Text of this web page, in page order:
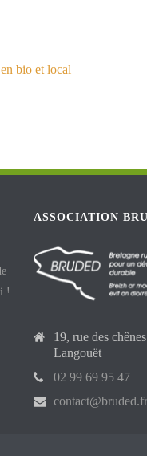
bio et local
!
ASSOCIATION
19, rue des
Langouët
02 99 69 95 47
contact@bruded.fr